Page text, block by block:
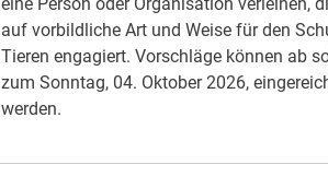
auf vorbildliche Art und Weise für den
Tieren engagiert. Vorschläge können ab
zum Sonntag, 04. Oktober 2026,
werden.